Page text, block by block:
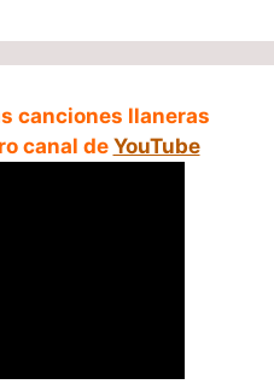
canciones llaneras
canal de YouTube